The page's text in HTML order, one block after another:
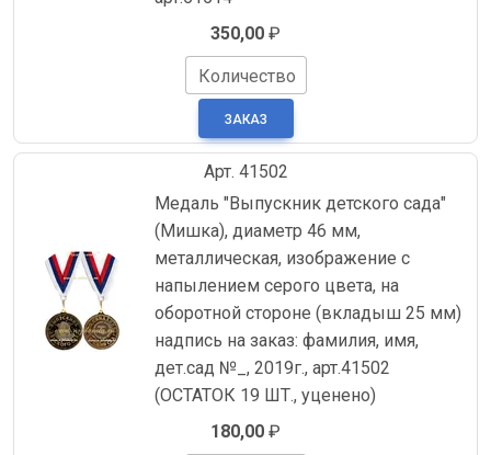
350,00 ₽
Количество
Арт. 41502
Медаль "Выпускник детского сада"
(Мишка), диаметр 46 мм,
металлическая, изображение с
напылением серого цвета, на
оборотной стороне (вкладыш 25 мм)
надпись на заказ: фамилия, имя,
дет.сад №_, 2019г., арт.41502
(ОСТАТОК 19 ШТ., уценено)
180,00 ₽